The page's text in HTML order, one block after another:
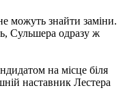
можуть знайти заміни.
Сульшера одразу ж
на місце біля
наставник Лестера